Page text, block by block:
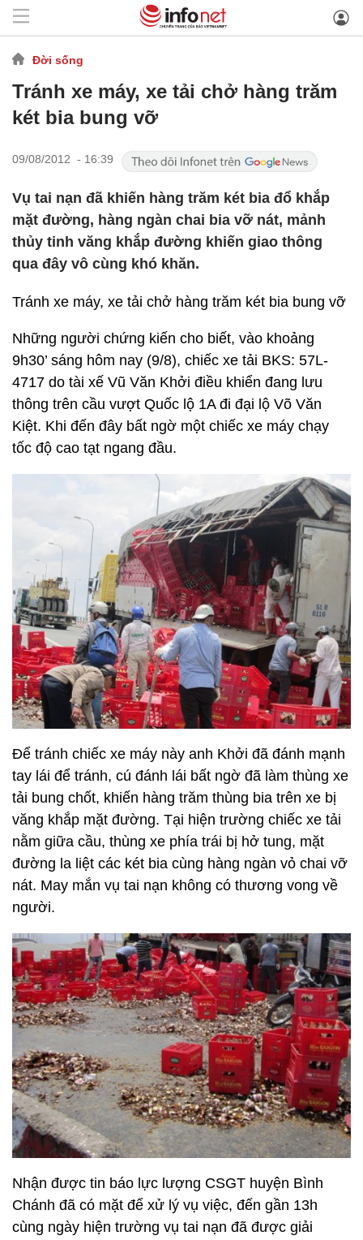
Đời sống
Tránh xe máy, xe tải chở hàng trăm
két bia bung vỡ
09/08/2012 - 16:39
Vụ tai nạn đã khiến hàng trăm két bia đổ khắp
mặt đường, hàng ngàn chai bia vỡ nát, mảnh
thủy tinh văng khắp đường khiến giao thông
qua đây vô cùng khó khăn.
Tránh xe máy, xe tải chở hàng trăm két bia bung vỡ
Những người chứng kiến cho biết, vào khoảng
9h30’ sáng hôm nay (9/8), chiếc xe tải BKS: 57L-
4717 do tài xế Vũ Văn Khởi điều khiển đang lưu
thông trên cầu vượt Quốc lộ 1A đi đại lộ Võ Văn
Kiệt. Khi đến đây bất ngờ một chiếc xe máy chạy
tốc độ cao tạt ngang đầu.
Để tránh chiếc xe máy này anh Khởi đã đánh mạnh
tay lái để tránh, cú đánh lái bất ngờ đã làm thùng xe
tải bung chốt, khiến hàng trăm thùng bia trên xe bị
văng khắp mặt đường. Tại hiện trường chiếc xe tải
nằm giữa cầu, thùng xe phía trái bị hở tung, mặt
đường la liệt các két bia cùng hàng ngàn vỏ chai vỡ
nát. May mắn vụ tai nạn không có thương vong về
người.
Nhận được tin báo lực lượng CSGT huyện Bình
Chánh đã có mặt để xử lý vụ việc, đến gần 13h
cùng ngày hiện trường vụ tai nạn đã được giải